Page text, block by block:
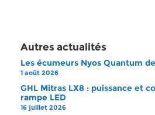
Autres actualités
Les écumeurs Nyos Quantum
1 août 2026
GHL Mitras LX8 : puissance et
rampe LED
16 juillet 2026